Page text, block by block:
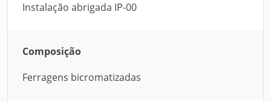
Instalação abrigada IP-00
Composição
Ferragens bicromatizadas